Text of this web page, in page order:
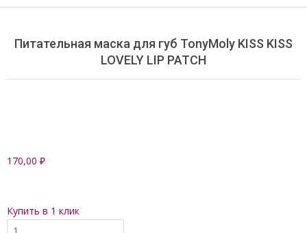
a
g
a
Питательная маска для губ TonyMoly KISS KISS
LOVELY LIP PATCH
170,00 ₽
Купить в 1 клик
Количество